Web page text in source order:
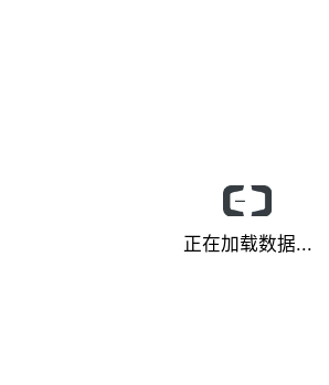
正在加载数据...